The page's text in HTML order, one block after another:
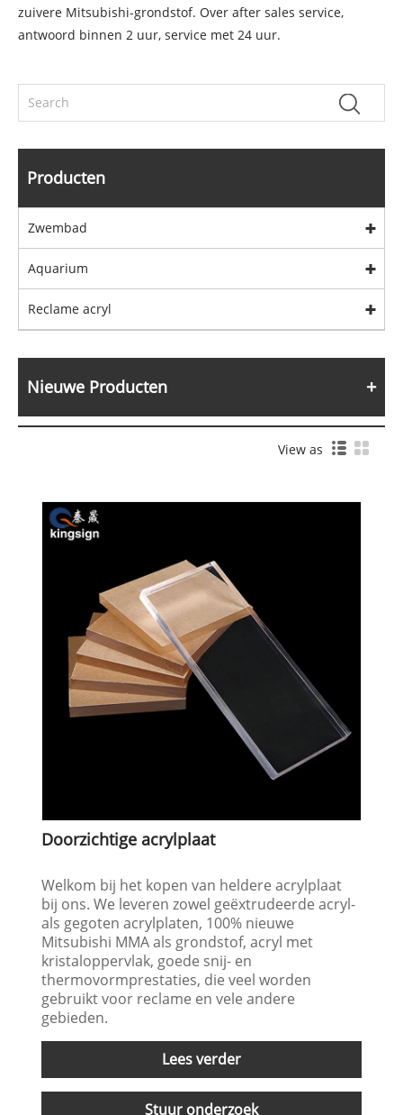
zuivere Mitsubishi-grondstof. Over after sales service,
antwoord binnen 2 uur, service met 24 uur.
Producten
Zwembad
Aquarium
Reclame acryl
Nieuwe Producten
View as
Doorzichtige acrylplaat
Welkom bij het kopen van heldere acrylplaat
bij ons. We leveren zowel geëxtrudeerde acryl-
als gegoten acrylplaten, 100% nieuwe
Mitsubishi MMA als grondstof, acryl met
kristaloppervlak, goede snij- en
thermovormprestaties, die veel worden
gebruikt voor reclame en vele andere
gebieden.
Lees verder
Stuur onderzoek